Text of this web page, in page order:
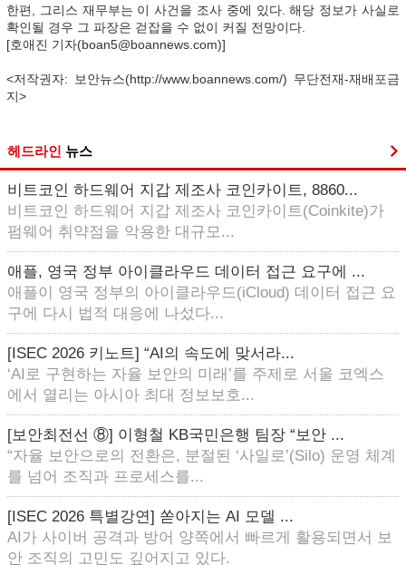
한편, 그리스 재무부는 이 사건을 조사 중에 있다. 해당 정보가 사실로
확인될 경우 그 파장은 걷잡을 수 없이 커질 전망이다.
[호애진 기자(boan5@boannews.com)]
<저작권자: 보안뉴스(http://www.boannews.com/) 무단전재-재배포금
지>
헤드라인 뉴스
비트코인 하드웨어 지갑 제조사 코인카이트, 8860...
비트코인 하드웨어 지갑 제조사 코인카이트(Coinkite)가
펌웨어 취약점을 악용한 대규모...
애플, 영국 정부 아이클라우드 데이터 접근 요구에 ...
애플이 영국 정부의 아이클라우드(iCloud) 데이터 접근 요
구에 다시 법적 대응에 나섰다...
[ISEC 2026 키노트] “AI의 속도에 맞서라...
‘AI로 구현하는 자율 보안의 미래’를 주제로 서울 코엑스
에서 열리는 아시아 최대 정보보호...
[보안최전선 ⑧] 이형철 KB국민은행 팀장 “보안 ...
“자율 보안으로의 전환은, 분절된 ‘사일로’(Silo) 운영 체계
를 넘어 조직과 프로세스를...
[ISEC 2026 특별강연] 쏟아지는 AI 모델 ...
AI가 사이버 공격과 방어 양쪽에서 빠르게 활용되면서 보
안 조직의 고민도 깊어지고 있다.